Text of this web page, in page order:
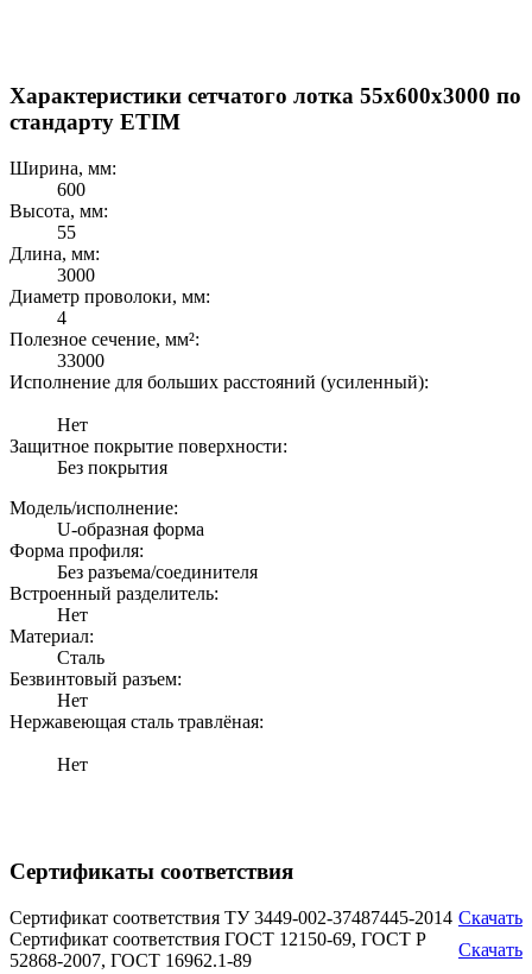
Характеристики сетчатого лотка 55x600x3000 по
стандарту ETIM
Ширина, мм:
600
Высота, мм:
55
Длина, мм:
3000
Диаметр проволоки, мм:
4
Полезное сечение, мм²:
33000
Исполнение для больших расстояний (усиленный):
Нет
Защитное покрытие поверхности:
Без покрытия
Модель/исполнение:
U-образная форма
Форма профиля:
Без разъема/соединителя
Встроенный разделитель:
Нет
Материал:
Сталь
Безвинтовый разъем:
Нет
Нержавеющая сталь травлёная:
Нет
Сертификаты соответствия
Сертификат соответствия ТУ 3449-002-37487445-2014 Скачать
Сертификат соответствия ГОСТ 12150-69, ГОСТ Р
52868-2007, ГОСТ 16962.1-89
Скачать